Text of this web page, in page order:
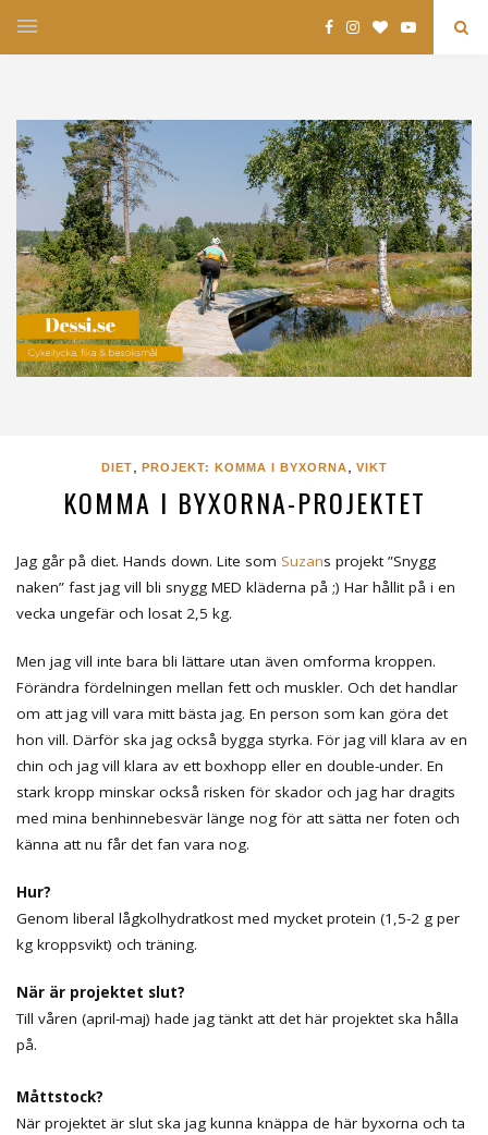
DIET, PROJEKT: KOMMA I BYXORNA, VIKT
KOMMA I BYXORNA-PROJEKTET
Jag går på diet. Hands down. Lite som Suzans projekt ”Snygg
naken” fast jag vill bli snygg MED kläderna på ;) Har hållit på i en
vecka ungefär och losat 2,5 kg.
Men jag vill inte bara bli lättare utan även omforma kroppen.
Förändra fördelningen mellan fett och muskler. Och det handlar
om att jag vill vara mitt bästa jag. En person som kan göra det
hon vill. Därför ska jag också bygga styrka. För jag vill klara av en
chin och jag vill klara av ett boxhopp eller en double-under. En
stark kropp minskar också risken för skador och jag har dragits
med mina benhinnebesvär länge nog för att sätta ner foten och
känna att nu får det fan vara nog.
Hur?
Genom liberal lågkolhydratkost med mycket protein (1,5-2 g per
kg kroppsvikt) och träning.
När är projektet slut?
Till våren (april-maj) hade jag tänkt att det här projektet ska hålla
på.
Måttstock?
När projektet är slut ska jag kunna knäppa de här byxorna och ta